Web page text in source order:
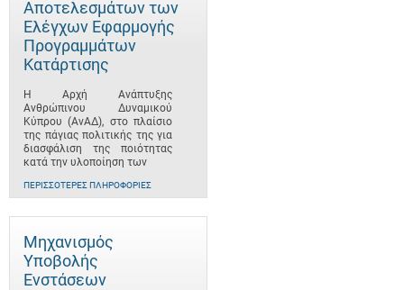
Αποτελεσμάτων των
Ελέγχων Εφαρμογής
Προγραμμάτων
Κατάρτισης
Η Αρχή Ανάπτυξης
Ανθρώπινου Δυναμικού
Κύπρου (ΑνΑΔ), στο πλαίσιο
της πάγιας πολιτικής της για
διασφάλιση της ποιότητας
κατά την υλοποίηση των
ΠΕΡΙΣΣΌΤΕΡΕΣ ΠΛΗΡΟΦΟΡΊΕΣ
Μηχανισμός
Υποβολής
Ενστάσεων